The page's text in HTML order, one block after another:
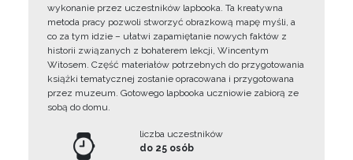
wykonanie przez uczestników lapbooka. Ta kreatywna
metoda pracy pozwoli stworzyć obrazkową mapę myśli, a
co za tym idzie – ułatwi zapamiętanie nowych faktów z
historii związanych z bohaterem lekcji, Wincentym
Witosem. Część materiałów potrzebnych do przygotowania
książki tematycznej zostanie opracowana i przygotowana
przez muzeum. Gotowego lapbooka uczniowie zabiorą ze
sobą do domu.
liczba uczestników
do 25 osób